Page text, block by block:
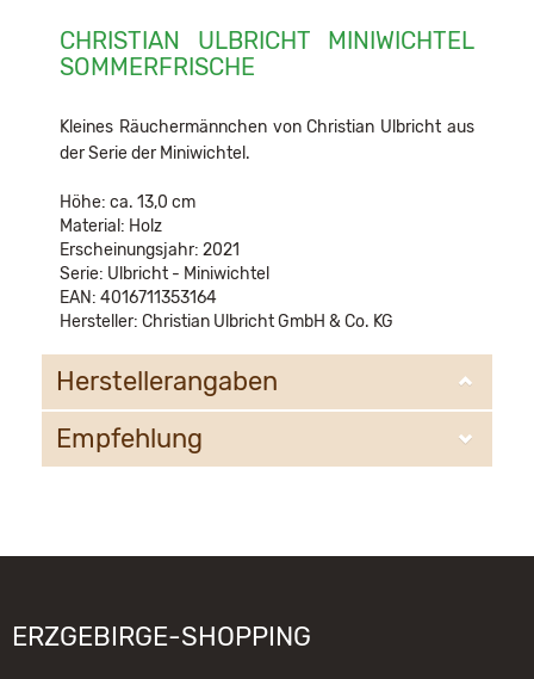
CHRISTIAN ULBRICHT MINIWICHTEL
SOMMERFRISCHE
Kleines Räuchermännchen von Christian Ulbricht aus
der Serie der Miniwichtel.
Höhe: ca. 13,0 cm
Material: Holz
Erscheinungsjahr: 2021
Serie: Ulbricht - Miniwichtel
EAN: 4016711353164
Hersteller: Christian Ulbricht GmbH & Co. KG
Herstellerangaben
Christian Ulbricht GmbH & Co. KG
Empfehlung
ERZGEBIRGE-SHOPPING